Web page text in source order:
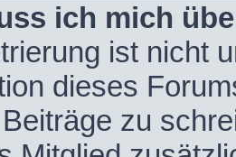
ich mich
ist nicht
dieses
zu